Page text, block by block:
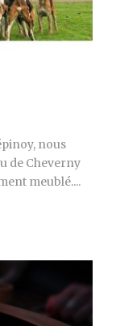
nous
de Cheverny
meublé....